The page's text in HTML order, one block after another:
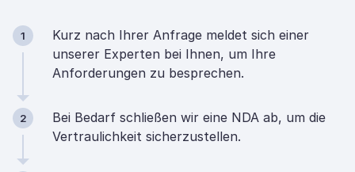
1
Kurz nach Ihrer Anfrage meldet sich einer
unserer Experten bei Ihnen, um Ihre
Anforderungen zu besprechen.
2
Bei Bedarf schließen wir eine NDA ab, um die
Vertraulichkeit sicherzustellen.